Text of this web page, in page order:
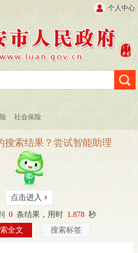
个人中心
社会保险
搜索结果？尝试智能助理
点击进入
0 条结果，用时 1.878 秒
全文 搜索标签